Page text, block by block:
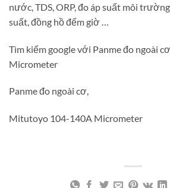
nước, TDS, ORP, đo áp suất môi
suất, đồng hồ đếm giờ …
Tìm kiếm google với Panme đo ngoài
Micrometer
Panme đo ngoài cơ,
Mitutoyo 104-140A Micrometer